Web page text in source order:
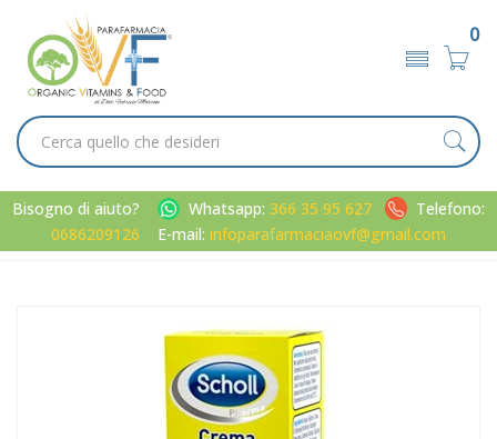
0
Bisogno di aiuto? Whatsapp: 366 35 95 627
Telefono:
0686209126
E-mail: infoparafarmaciaovf@gmail.com
Pelle Secca 50 ml